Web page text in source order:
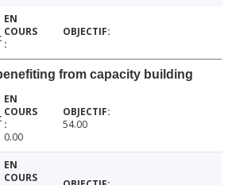
from capacity building
0.00
54.00